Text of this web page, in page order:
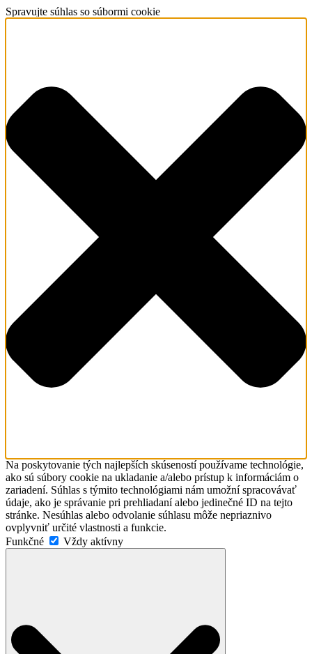
Spravujte súhlas so súbormi cookie
Na poskytovanie tých najlepších skúseností používame technológie,
ako sú súbory cookie na ukladanie a/alebo prístup k informáciám o
zariadení. Súhlas s týmito technológiami nám umožní spracovávať
údaje, ako je správanie pri prehliadaní alebo jedinečné ID na tejto
stránke. Nesúhlas alebo odvolanie súhlasu môže nepriaznivo
ovplyvniť určité vlastnosti a funkcie.
Funkčné
Funkčné
Vždy aktívny